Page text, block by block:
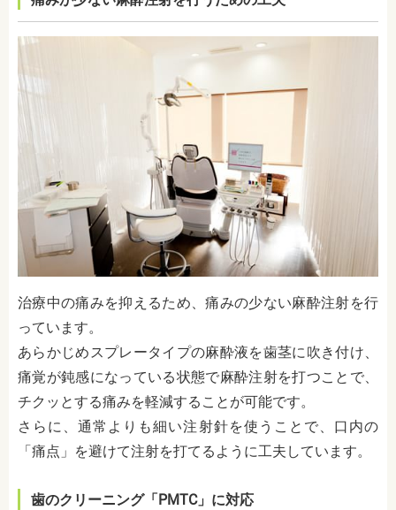
治療中の痛みを抑えるため、痛みの少ない麻酔注射を行
っています。
あらかじめスプレータイプの麻酔液を歯茎に吹き付け、
痛覚が鈍感になっている状態で麻酔注射を打つことで、
チクッとする痛みを軽減することが可能です。
さらに、通常よりも細い注射針を使うことで、口内の
「痛点」を避けて注射を打てるように工夫しています。
歯のクリーニング「PMTC」に対応